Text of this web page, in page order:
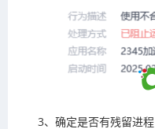
3、确定是否有残留进